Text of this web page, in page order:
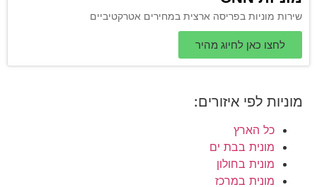
שירות מוניות בפריסה ארצית במחירים אטרקטיביים
לחצו כאן לחיוג מהיר
מוניות לפי איזורים:
כל הארץ
מונית בבת ים
מונית בחולון
מונית במרכז